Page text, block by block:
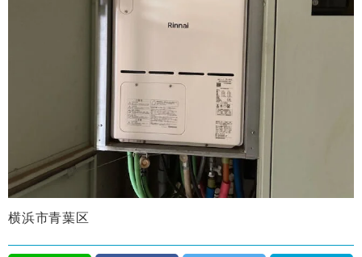
横浜市青葉区